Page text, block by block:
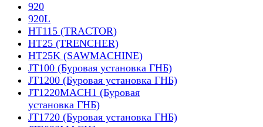
920
920L
HT115 (TRACTOR)
HT25 (TRENCHER)
HT25K (SAWMACHINE)
JT100 (Буровая установка ГНБ)
JT1200 (Буровая установка ГНБ)
JT1220MACH1 (Буровая
установка ГНБ)
JT1720 (Буровая установка ГНБ)